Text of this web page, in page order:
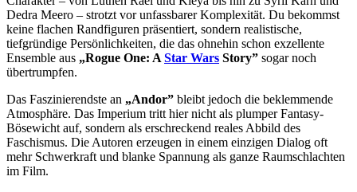
Dedra Meero – strotzt vor unfassbarer Komplexität. Du bekommst
keine flachen Randfiguren präsentiert, sondern realistische,
tiefgründige Persönlichkeiten, die das ohnehin schon exzellente
Ensemble aus „Rogue One: A Star Wars Story” sogar noch
übertrumpfen.
Das Faszinierendste an „Andor” bleibt jedoch die beklemmende
Atmosphäre. Das Imperium tritt hier nicht als plumper Fantasy-
Bösewicht auf, sondern als erschreckend reales Abbild des
Faschismus. Die Autoren erzeugen in einem einzigen Dialog oft
mehr Schwerkraft und blanke Spannung als ganze Raumschlachten
im Film.